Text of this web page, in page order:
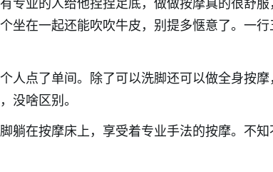
坐在一起还能吹吹牛皮，别提多惬意了。一
人点了单间。除了可以洗脚还可以做全身按
没啥区别。
躺在按摩床上，享受着专业手法的按摩。不